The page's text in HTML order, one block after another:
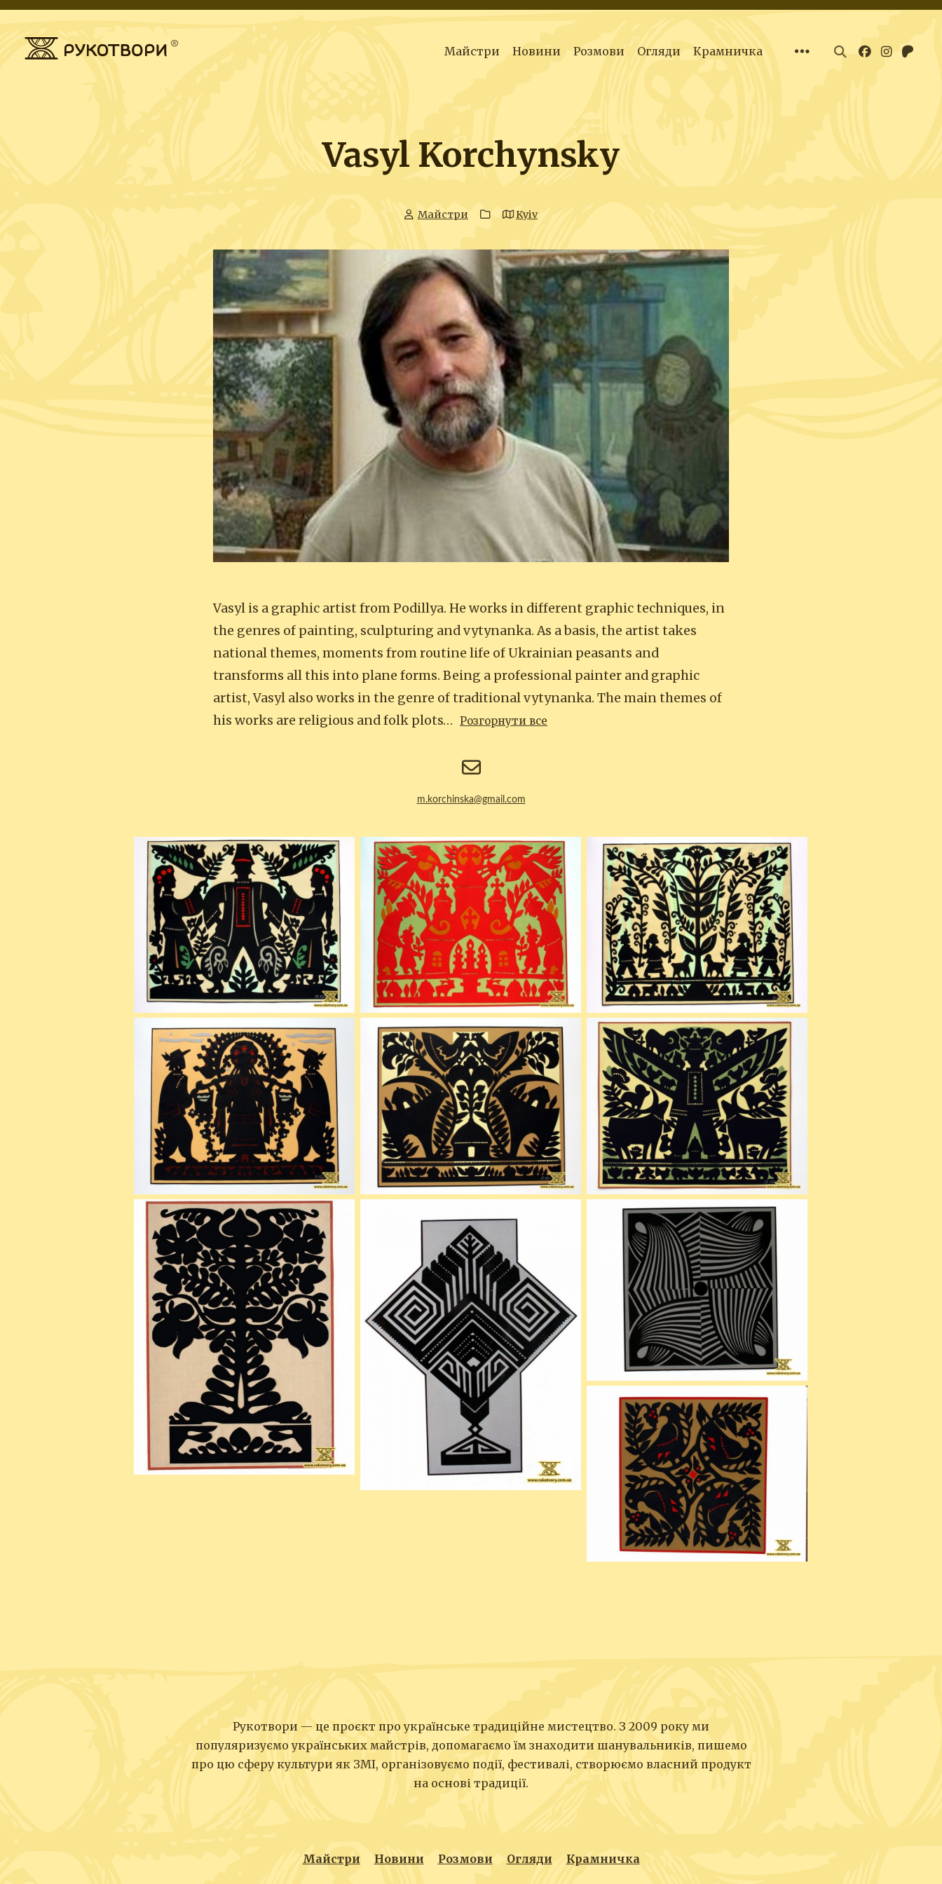
Майстри Новини Розмови Огляди Крамничка
Vasyl Korchynsky
Майстри Kyiv
Vasyl is a graphic artist from Podillya. He works in different graphic techniques, in
the genres of painting, sculpturing and vytynanka. As a basis, the artist takes
national themes, moments from routine life of Ukrainian peasants and
transforms all this into plane forms. Being a professional painter and graphic
artist, Vasyl also works in the genre of traditional vytynanka. The main themes of
his works are religious and folk plots… Розгорнути все
m.korchinska@gmail.com
Рукотвори — це проєкт про українське традиційне мистецтво. З 2009 року ми
популяризуємо українських майстрів, допомагаємо їм знаходити шанувальників, пишемо
про цю сферу культури як ЗМІ, організовуємо події, фестивалі, створюємо власний продукт
на основі традиції.
Майстри Новини Розмови Огляди Крамничка